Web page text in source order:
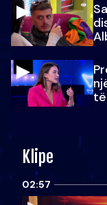
Klipe
02:57